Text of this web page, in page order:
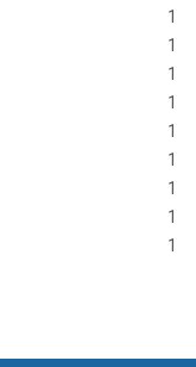
1
1
1
1
1
1
1
1
1